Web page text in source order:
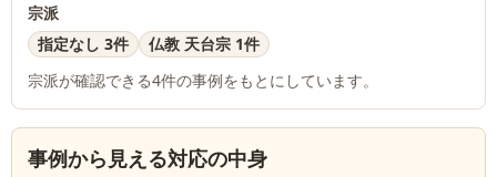
宗派
指定なし 3件
仏教 天台宗 1件
宗派が確認できる4件の事例をもとにしています。
事例から見える対応の中身